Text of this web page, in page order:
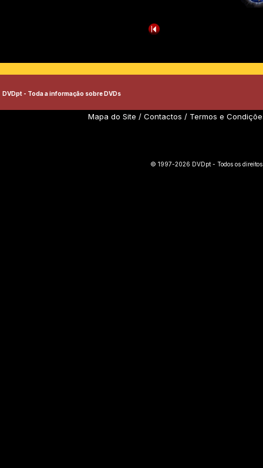
DVDpt - Toda a informação sobre DVDs
Mapa do Site / Contactos / Termos e
© 1997-2026 DVDpt - Todos os direitos